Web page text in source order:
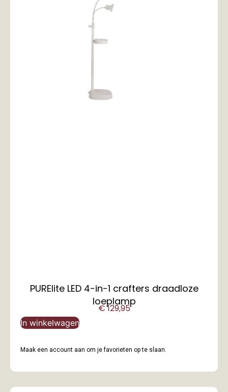
PURElite LED 4-in-1 crafters draadloze
loeplamp
€129,95
In winkelwagen
Maak een account aan om je favorieten op te slaan.